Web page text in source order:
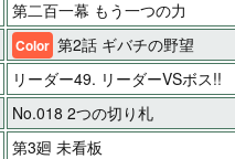
第二百一幕 もう一つの力
Color 第2話 ギバチの野望
リーダー49. リーダーVSボス!!
No.018 2つの切り札
第3廻 未看板